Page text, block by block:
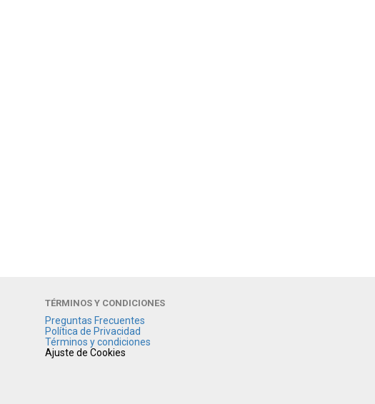
TÉRMINOS Y CONDICIONES
Preguntas Frecuentes
Política de Privacidad
Términos y condiciones
Ajuste de Cookies